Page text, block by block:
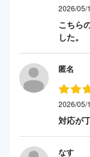
2026/05/
こちら
した。
匿名
2026/05/
対応が
なす